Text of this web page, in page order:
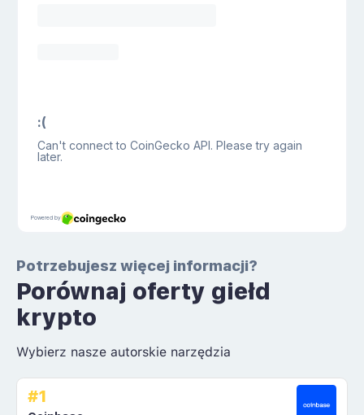
Potrzebujesz więcej informacji?
Porównaj oferty giełd
krypto
Wybierz nasze autorskie narzędzia
#1